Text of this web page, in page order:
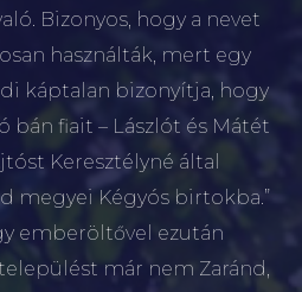
Bizonyos, hogy a nevet
használták, mert egy
káptalan bizonyítja, hogy
bán fiait – Lászlót és Mátét
Keresztélyné által
megyei Kégyós birtokba.”
emberöltővel ezután
már nem Zaránd,